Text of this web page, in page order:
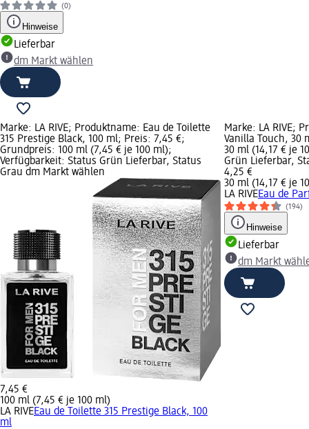
(0)
Hinweise
Lieferbar
dm Markt wählen
Marke: LA RIVE; Produktname: Eau de Toilette
315 Prestige Black, 100 ml; Preis: 7,45 €;
Grundpreis: 100 ml (7,45 € je 100 ml);
Verfügbarkeit: Status Grün Lieferbar, Status
Grau dm Markt wählen
7,45 €
100 ml (7,45 € je 100 ml)
LA RIVEEau de Toilette 315 Prestige Black, 100
ml
Marke: LA RIVE;
Vanilla Touch, 30
30 ml (14,17 € je
Grün Lieferbar,
4,25 €
30 ml (14,17 € je
LA RIVEEau de
(194)
Hinweise
Lieferbar
dm Markt